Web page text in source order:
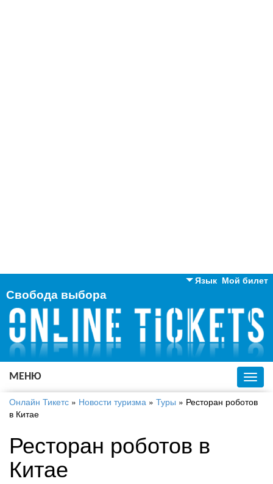
Мой билет
Язык
Английский
Русский
Украинский
Свобода выбора
МЕНЮ
Онлайн Тикетс » Новости туризма » Туры » Ресторан роботов
в Китае
Ресторан роботов в
Китае